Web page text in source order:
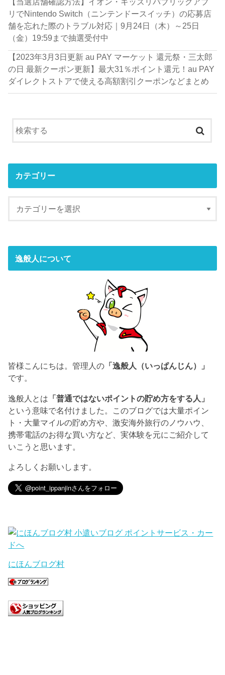
リでNintendo Switch（ニンテンドースイッチ）の応募店
舗を忘れた際のトラブル対応｜9月24日（木）～25日
（金）19:59まで抽選受付中
【2023年3月3日更新 au PAY マーケット 還元祭・三太郎
の日 最新クーポン更新】最大31％ポイント還元！au PAY
ダイレクトストアで使える高額割引クーポンなどまとめ
カテゴリー
逸般人について
皆様こんにちは。管理人の 「逸般人（いっぱんじん）」
です。
逸般人とは 「普通ではないポイントの貯め方をする人」
という意味で名付けました。このブログでは大量ポイン
ト・大量マイルの貯め方や、激安海外旅行のノウハウ、
携帯電話のお得な買い方など、実体験を元にご紹介して
いこうと思います。
よろしくお願いします。
にほんブログ村